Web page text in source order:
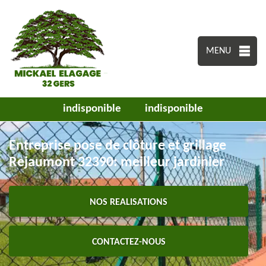
MENU
indisponible indisponible
Entreprise pose de clôture et grillage
Rejaumont 32390: meilleur jardinier
NOS REALISATIONS
CONTACTEZ-NOUS